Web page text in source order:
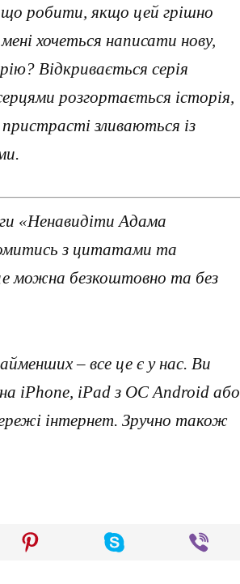
робити, якщо цей грішно
хочеться написати нову,
Відкривається серія
розгортається історія,
зливаються із
«Ненавидіти Адама
з цитатами та
можна безкоштовно та без
– все це є у нас. Ви
iPhone, iPad з ОС Android або
інтернет. Зручно також